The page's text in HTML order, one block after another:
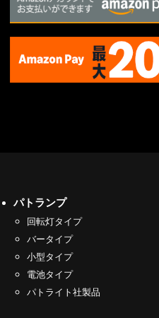
パトランプ
回転灯タイプ
バータイプ
小型タイプ
電池タイプ
パトライト社製品